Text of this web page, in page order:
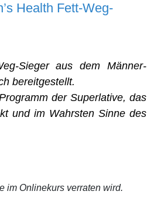
Health Fett-Weg-
Sieger aus dem Männer-
bereitgestellt.
der Superlative, das
und im Wahrsten Sinne des
im Onlinekurs verraten wird.